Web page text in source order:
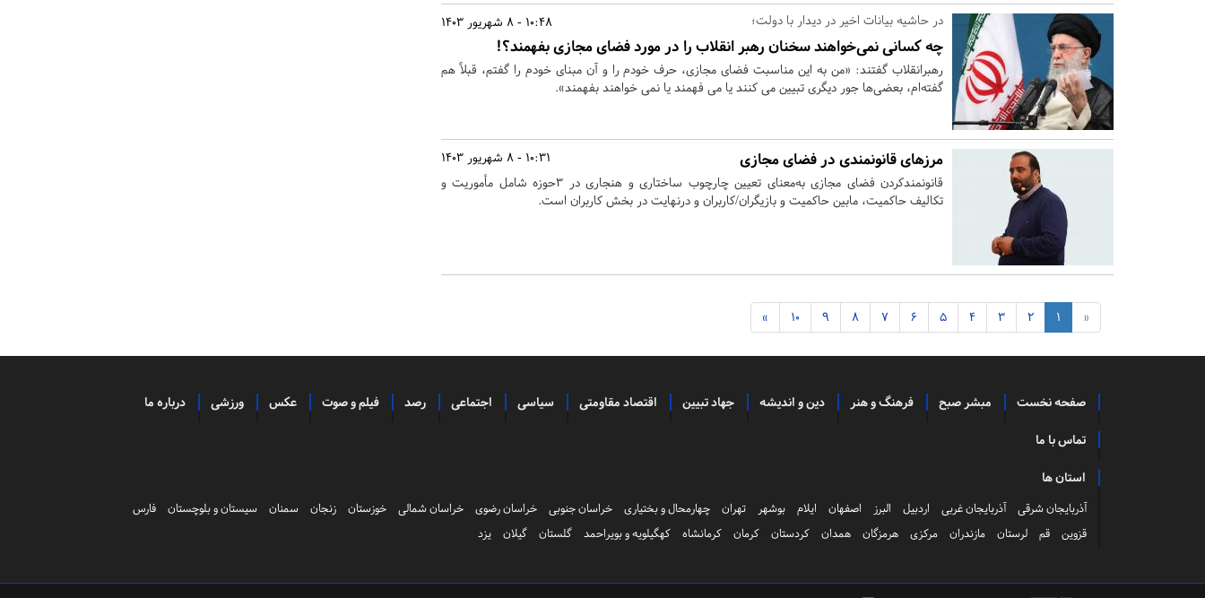
10:48 - 8 شهریور 1403 در حاشیه بیانات اخیر در دیدار با دولت؛
چه کسانی نمی‌خواهند سخنان رهبر انقلاب را در مورد فضای مجازی بفهمند؟!
رهبرانقلاب گفتند: «من به این مناسبت فضای مجازی، حرف خودم را و آن مبنای خودم را گفتم، قبلاً هم
گفته‌ام، بعضی‌ها جور دیگری تبیین می کنند یا می فهمند یا نمی خواهند بفهمند».
10:31 - 8 شهریور 1403 مرزهای قانونمندی در فضای مجازی
قانونمندکردن فضای مجازی به‌معنای تعیین چارچوب ساختاری و هنجاری در 3حوزه شامل مأموریت و
تکالیف حاکمیت، مابین حاکمیت و بازیگران/کاربران و درنهایت در بخش کاربران است.
«
1
2
3
4
5
6
7
8
9
10
»
صفحه نخست مبشر صبح فرهنگ و هنر دین و اندیشه جهاد تبیین اقتصاد مقاومتی سیاسی اجتماعی رصد فیلم و صوت عکس ورزشی درباره ما
تماس با ما
استان ها
آذربایجان شرقی آذربایجان غربی اردبیل البرز اصفهان ایلام بوشهر تهران چهارمحال و بختیاری خراسان جنوبی خراسان رضوی خراسان شمالی خوزستان زنجان سمنان سیستان و بلوچستان
فارس
قزوین
قم لرستان مازندران مرکزی هرمزگان همدان کردستان کرمان کرمانشاه کهگیلویه و بویراحمد گلستان گیلان یزد